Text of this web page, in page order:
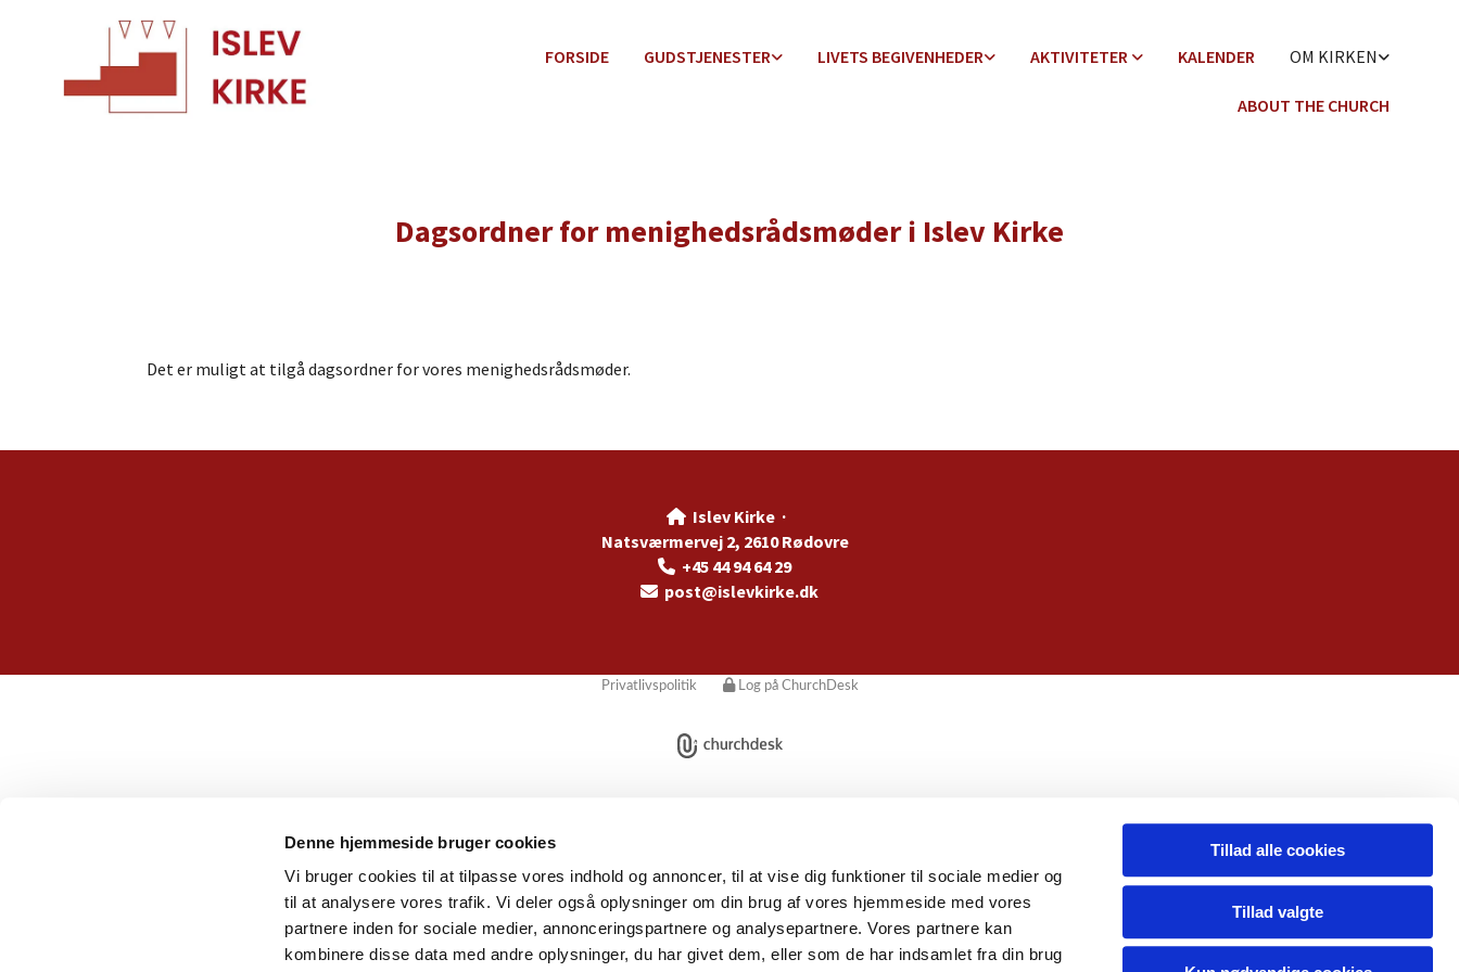
Denne hjemmeside bruger cookies
Vi bruger cookies til at tilpasse vores indhold og annoncer, til at vise dig funktioner til sociale medier og
til at analysere vores trafik. Vi deler også oplysninger om din brug af vores hjemmeside med vores
partnere inden for sociale medier, annonceringspartnere og analysepartnere. Vores partnere kan
kombinere disse data med andre oplysninger, du har givet dem, eller som de har indsamlet fra din brug
Tillad alle cookies
Tillad valgte
FORSIDE GUDSTJENESTER LIVETS BEGIVENHEDER AKTIVITETER KALENDER OM KIRKEN
ABOUT THE CHURCH
Dagsordner for menighedsrådsmøder i Islev Kirke
Det er muligt at tilgå dagsordner for vores menighedsrådsmøder.
 Islev Kirke ·
Natsværmervej 2, 2610 Rødovre
 +45 44 94 64 29
 post@islevkirke.dk
Privatlivspolitik Log på ChurchDesk